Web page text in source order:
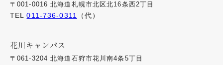
〒001-0016 北海道札幌市北区北16条西2丁目
TEL011-736-0311 （代）
花川キャンパス
〒061-3204 北海道石狩市花川南4条5丁目